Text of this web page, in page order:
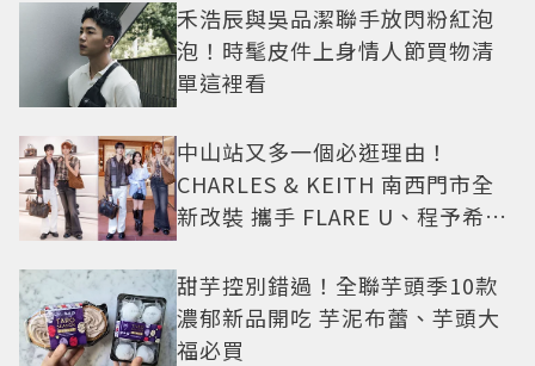
禾浩辰與吳品潔聯手放閃粉紅泡
泡！時髦皮件上身情人節買物清
單這裡看
中山站又多一個必逛理由！
CHARLES & KEITH 南西門市全
新改裝 攜手 FLARE U、程予希演
甜芋控別錯過！全聯芋頭季10款
濃郁新品開吃 芋泥布蕾、芋頭大
福必買